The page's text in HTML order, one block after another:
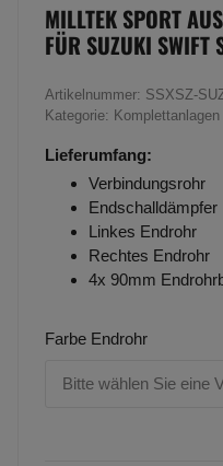
MILLTEK SPORT
FÜR SUZUKI SWIFT
Artikelnummer: SSXSZ-
Kategorie: Komplettanlagen
Lieferumfang:
Verbindungsrohr
Endschalldämpfer
Linkes Endrohr
Rechtes Endrohr
4x 90mm
Farbe Endrohr
Bitte wählen Sie eine